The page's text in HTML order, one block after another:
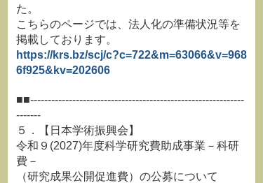
た。
こちらのページでは、法人化の準備状況等を
掲載しております。
https://krs.bz/scj/c?c=722&m=63066&v=968
6f925&kv=202606
■■-------------------------------------------------------------
-------
５．【日本学術振興会】
令和９(2027)年度科学研究費助成事業－科研
費－
（研究成果公開促進費）の公募について